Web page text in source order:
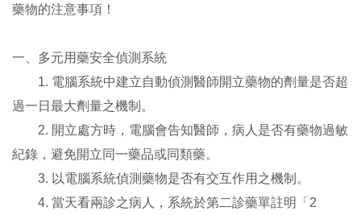
藥物的注意事項！
一、多元用藥安全偵測系統
1. 電腦系統中建立自動偵測醫師開立藥物的劑量是否超
過一日最大劑量之機制。
2. 開立處方時，電腦會告知醫師，病人是否有藥物過敏
紀錄，避免開立同一藥品或同類藥。
3. 以電腦系統偵測藥物是否有交互作用之機制。
4. 當天看兩診之病人，系統於第二診藥單註明「2